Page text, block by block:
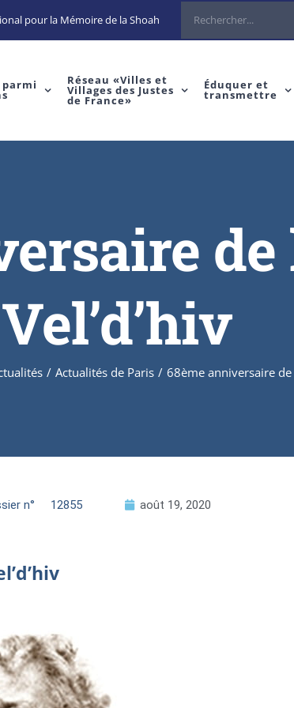
pour la Mémoire de la Shoah
parmi Réseau «Villes et
Villages des Justes
de France»
Éduquer et
transmettre
Vel’d’hiv
/ Actualités de Paris / 68ème anniversaire de
n° 12855 août 19, 2020